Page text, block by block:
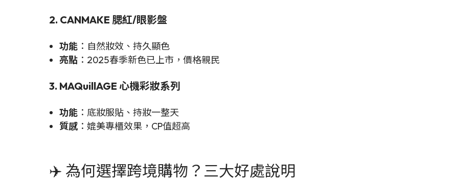
2. CANMAKE 腮紅/眼影盤
功能 ：自然妝效、持久顯色
亮點 ：2025春季新色已上市，價格親民
3. MAQuillAGE 心機彩妝系列
功能 ：底妝服貼、持妝一整天
質感：媲美專櫃效果，CP值超高
✈️ 為何選擇跨境購物？三大好處說明